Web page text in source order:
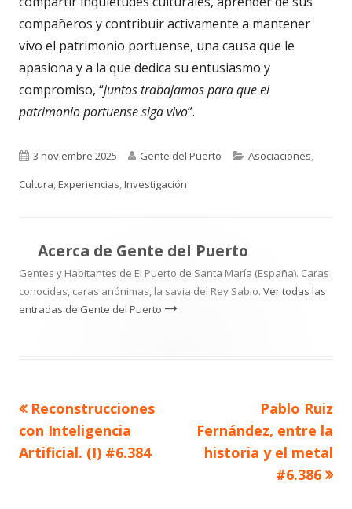
compañeros y contribuir activamente a mantener
vivo el patrimonio portuense, una causa que le
apasiona y a la que dedica su entusiasmo y
compromiso, “juntos trabajamos para que el
patrimonio portuense siga vivo”.
Publicado
el
3 noviembre 2025 Autor
Gente del Puerto Categorías
Asociaciones,
Cultura,Experiencias,Investigación
Acerca de Gente del Puerto
Gentes y Habitantes de El Puerto de Santa María (España). Caras
conocidas, caras anónimas, la savia del Rey Sabio. Ver todas las
entradas de Gente del Puerto
Navegación
de
Artículo
anterior
Reconstrucciones
con Inteligencia
Artificial. (I) #6.384
Artículo
siguiente
Pablo Ruiz
Fernández, entre la
historia y el metal
#6.386